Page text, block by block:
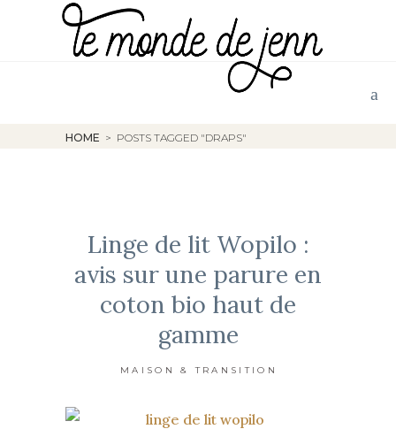
HOME > POSTS TAGGED "DRAPS"
Linge de lit Wopilo :
avis sur une parure en
coton bio haut de
gamme
MAISON & TRANSITION